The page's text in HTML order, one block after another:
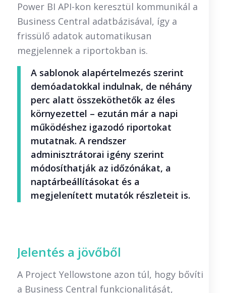
Power BI API-kon keresztül kommunikál a
Business Central adatbázisával, így a
frissülő adatok automatikusan
megjelennek a riportokban is.
A sablonok alapértelmezés szerint
demóadatokkal indulnak, de néhány
perc alatt összeköthetők az éles
környezettel – ezután már a napi
működéshez igazodó riportokat
mutatnak. A rendszer
adminisztrátorai igény szerint
módosíthatják az időzónákat, a
naptárbeállításokat és a
megjelenített mutatók részleteit is.
Jelentés a jövőből
A Project Yellowstone azon túl, hogy bővíti
a Business Central funkcionalitását,